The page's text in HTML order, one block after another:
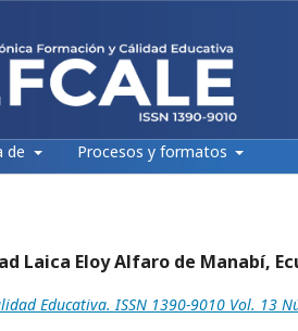
de Procesos y formatos
Laica Eloy Alfaro de Manabí,
Educativa. ISSN 1390-9010 Vol. 13